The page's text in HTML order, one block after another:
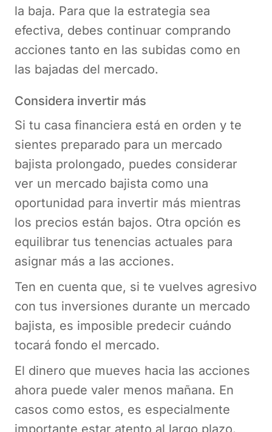
la baja. Para que la estrategia sea
efectiva, debes continuar comprando
acciones tanto en las subidas como en
las bajadas del mercado.
Considera invertir más
Si tu casa financiera está en orden y te
sientes preparado para un mercado
bajista prolongado, puedes considerar
ver un mercado bajista como una
oportunidad para invertir más mientras
los precios están bajos. Otra opción es
equilibrar tus tenencias actuales para
asignar más a las acciones.
Ten en cuenta que, si te vuelves agresivo
con tus inversiones durante un mercado
bajista, es imposible predecir cuándo
tocará fondo el mercado.
El dinero que mueves hacia las acciones
ahora puede valer menos mañana. En
casos como estos, es especialmente
importante estar atento al largo plazo.